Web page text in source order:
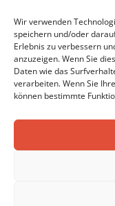
Wir verwenden
speichern und/oder
Erlebnis zu verbessern
anzuzeigen. Wenn Sie
Daten wie das
verarbeiten. Wenn Sie
können bestimmte
ULRIKE BEHRENDZU
FÜR EINE SCHNELLE
TARAMIZUDIE TOP
DENISEZUGESUND
PETERZUDIE 10